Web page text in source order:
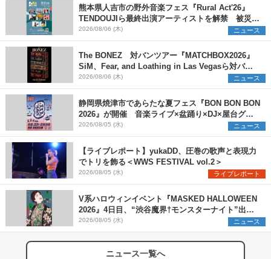
熊本県人吉市の野外音楽フェス『Rural Act'26』
TENDOUJIら最終出演アーティストを解禁 被災地
支援プロジェクトの始動も発表
2026/08/06 (木) ニュース
The BONEZ 対バンツアー『MATCHBOX2026』
SiM、Fear, and Loathing in Las Vegasら対バン
アーティストを一斉解禁
2026/08/06 (木) ニュース
静岡県焼津市であらたな夏フェス『BON BON BON
2026』が開催 音楽ライブ×盆踊り×DJ×屋台グル
メ×ランタンナイトで彩る2日間
2026/08/05 (水) ニュース
【ライブレポート】yukaDD、圧巻の歌声と表現力
でトリを飾る＜WWS FESTIVAL vol.2＞
2026/08/05 (水) ライブレポート
V系ハロウィンイベント『MASKED HALLOWEEN
2026』4日目、“渋谷魔界†モンスターナイト”出演6
組を発表
2026/08/05 (水) ニュース
ニュース一覧へ